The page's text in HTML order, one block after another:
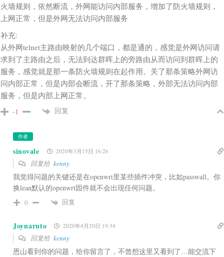
火墙规则，依然断流，外网能访问内部服务，增加了防火墙规则，
上网正常，但是外网无法访问内部服务
补充:
从外网telnet主路由映射的几个端口，都是通的，感觉是外网访问请
求到了主路由之后，无法到达群晖上的旁路由从而访问到群晖上的
服务，感觉就是那一条防火墙规则在起作用。关了那条策略外网访
问内部正常，但是内部会断流，开了那条策略，外部无法访问内部
服务，但是内部上网正常。
-1 回复
作者
sinovale 2020年3月15日 16:26
回复给 kenny
我觉得问题的关键还是在openwrt里某些插件冲突，比如passwall。你
换lean默认的openwrt固件就不会出现任何问题。
0 回复
Joynaruto 2020年4月20日 19:34
回复给 kenny
恩山看到你的问题，给你留言了，不曾想这里又看到了…能交流下